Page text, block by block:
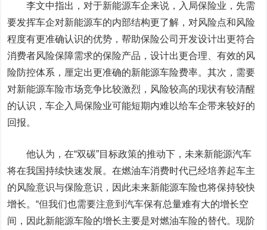
李文中指出，对于新能源车企来说，入局保险业，先需
要发挥车企对新能源车的内部结构更了解，对风险点和风险
程度有更准确认识的优势，帮助保险公司开发设计出更符合
消费者风险保障需求的保险产品，设计出更合理、有效的风
险防控体系，厘定出更准确的新能源车险费率。其次，需要
对新能源车险市场竞争比较激烈，风险较高的现状有较清醒
的认识，车企入局保险业可能短期内难以给车企带来较好的
回报。
他认为，在“双碳”目标政策的推动下，未来新能源汽车
将在我国持续快速发展。在燃油车消费时代已经培养起车主
的风险意识与保险意识，因此未来新能源车险也将保持较快
增长。“但我们也需要注意到汽车保有总量难有大的增长空
间，因此新能源车险的增长主要是对燃油车险的替代。现阶